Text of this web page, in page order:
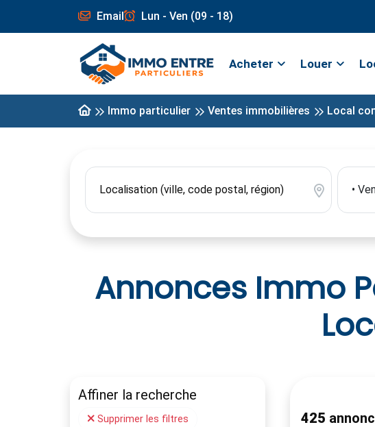
Email Lun - Ven (09 - 18)
Acheter Louer
Immo particulier Ventes immobilières Local
Annonces Immo
Affiner la recherche
Supprimer les filtres 425